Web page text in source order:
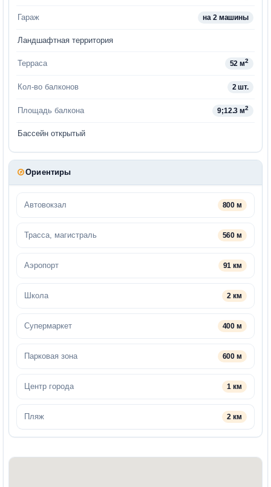
Гараж на 2 машины
Ландшафтная территория
Терраса 52 м2
Кол-во балконов 2 шт.
Площадь балкона 9;12.3 м2
Бассейн открытый
Ориентиры
Автовокзал 800 м
Трасса, магистраль 560 м
Аэропорт 91 км
Школа 2 км
Супермаркет 400 м
Парковая зона 600 м
Центр города 1 км
Пляж 2 км